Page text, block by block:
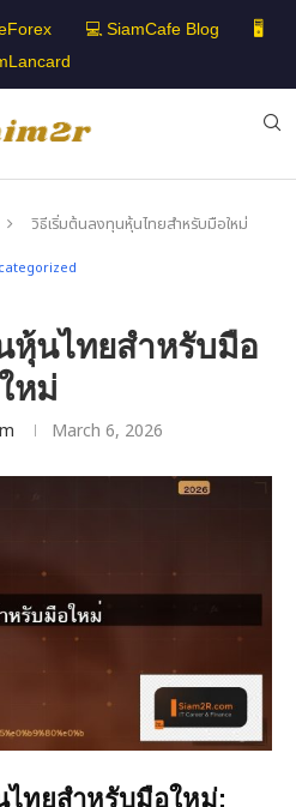
💻 SiamCafe Blog
🖥️
วิธีเริ่มต้นลงทุนหุ้นไทยสำหรับมือใหม่
หุ้นไทยสำหรับมือ
ใหม่
March 6, 2026
ทยสำหรับมือใหม่: